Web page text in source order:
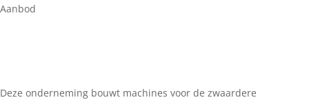
Aanbod
Deze onderneming bouwt machines voor de zwaardere